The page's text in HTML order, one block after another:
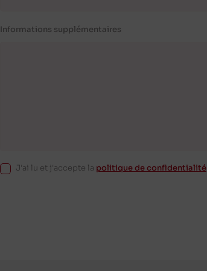
Informations supplémentaires
J'ai lu et j'accepte la politique de confidentialité